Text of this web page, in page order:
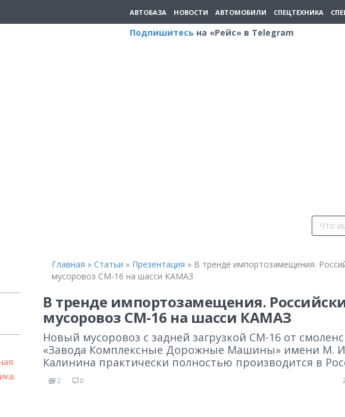
АВТОБАЗА НОВОСТИ АВТОМОБИЛИ СПЕЦТЕХНИКА
Подпишитесь на «Рейс» в Telegram
.
Главная » Статьи » Презентация » В тренде импортозамещения.
мусоровоз СМ-16 на шасси КАМАЗ
В тренде импортозамещения.
мусоровоз СМ-16 на шасси КАМАЗ
Новый мусоровоз с задней загрузкой СМ-16 от
«Завода Комплексные Дорожные Машины» имени М.
Калинина практически полностью производится в
2 0